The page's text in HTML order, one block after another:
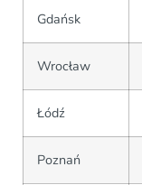
Gdańsk
Wrocław
Łódź
Poznań